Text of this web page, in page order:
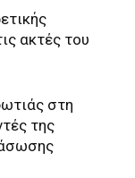
ακτές του
στη
της